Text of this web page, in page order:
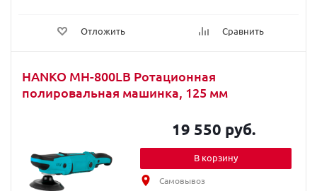
Отложить Сравнить
HANKO MH-800LB Ротационная
полировальная машинка, 125 мм
19 550 руб.
В корзину
Самовывоз